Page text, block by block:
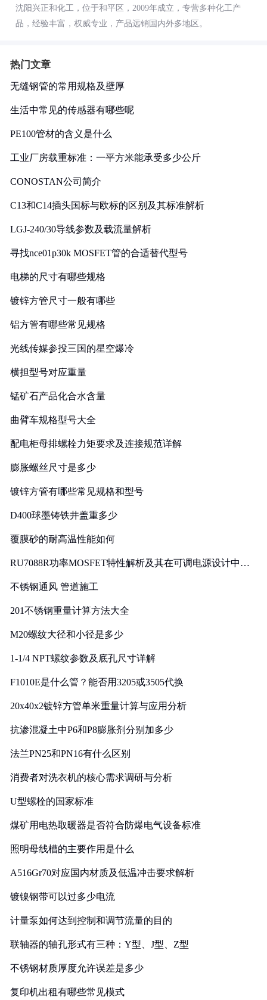
沈阳兴正和化工，位于和平区，2009年成立，专营多种化工产
品，经验丰富，权威专业，产品远销国内外多地区。
热门文章
无缝钢管的常用规格及壁厚
生活中常见的传感器有哪些呢
PE100管材的含义是什么
工业厂房载重标准：一平方米能承受多少公斤
CONOSTAN公司简介
C13和C14插头国标与欧标的区别及其标准解析
LGJ-240/30导线参数及载流量解析
寻找nce01p30k MOSFET管的合适替代型号
电梯的尺寸有哪些规格
镀锌方管尺寸一般有哪些
铝方管有哪些常见规格
光线传媒参投三国的星空爆冷
横担型号对应重量
锰矿石产品化合水含量
曲臂车规格型号大全
配电柜母排螺栓力矩要求及连接规范详解
膨胀螺丝尺寸是多少
镀锌方管有哪些常见规格和型号
D400球墨铸铁井盖重多少
覆膜砂的耐高温性能如何
RU7088R功率MOSFET特性解析及其在可调电源设计中的
不锈钢通风 管道施工
201不锈钢重量计算方法大全
M20螺纹大径和小径是多少
1-1/4 NPT螺纹参数及底孔尺寸详解
F1010E是什么管？能否用3205或3505代换
20x40x2镀锌方管单米重量计算与应用分析
抗渗混凝土中P6和P8膨胀剂分别加多少
法兰PN25和PN16有什么区别
消费者对洗衣机的核心需求调研与分析
U型螺栓的国家标准
煤矿用电热取暖器是否符合防爆电气设备标准
照明母线槽的主要作用是什么
A516Gr70对应国内材质及低温冲击要求解析
镀镍钢带可以过多少电流
计量泵如何达到控制和调节流量的目的
联轴器的轴孔形式有三种：Y型、J型、Z型
不锈钢材质厚度允许误差是多少
复印机出租有哪些常见模式